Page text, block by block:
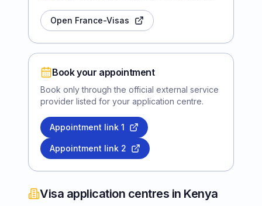
Open France-Visas
Book your appointment
Book only through the official external service
provider listed for your application centre.
Appointment link 1
Appointment link 2
Visa application centres in Kenya